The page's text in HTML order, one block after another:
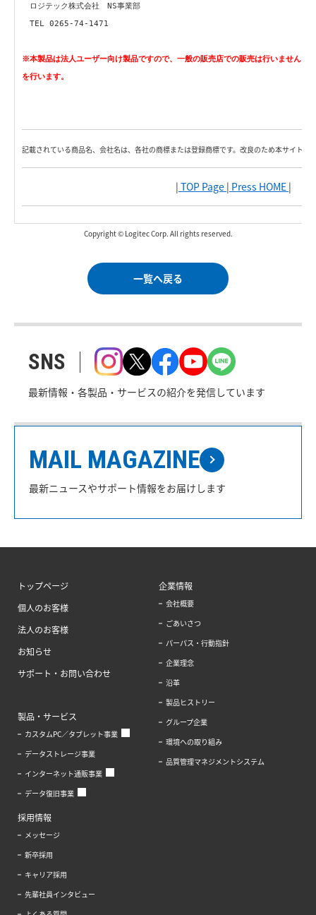
ロジテック株式会社 NS事業部
TEL 0265-74-1471
※本製品は法人ユーザー向け製品ですので、一般の販売店での販売は行いません。
を行います。
記載されている商品名、会社名は、各社の商標または登録商標です。改良のため本サイト内
| TOP Page | Press HOME |
Copyright © Logitec Corp. All rights reserved.
一覧へ戻る
SNS
最新情報・各製品・サービスの紹介を発信しています
MAIL MAGAZINE
最新ニュースやサポート情報をお届けします
トップページ
個人のお客様
法人のお客様
お知らせ
サポート・お問い合わせ
製品・サービス
カスタムPC／タブレット事業
データストレージ事業
インターネット通販事業
データ復旧事業
企業情報
会社概要
ごあいさつ
パーパス・行動指針
企業理念
沿革
製品ヒストリー
グループ企業
環境への取り組み
品質管理マネジメントシステム
採用情報
メッセージ
新卒採用
キャリア採用
先輩社員インタビュー